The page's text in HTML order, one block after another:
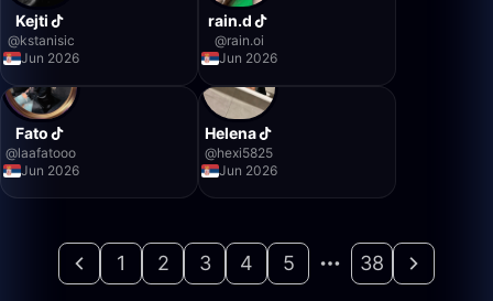
Kejti
@kstanisic
Jun 2026
rain.d
@rain.oi
Jun 2026
Fato
@laafatooo
Jun 2026
Helena
@hexi5825
Jun 2026
1 2 3 4 5 38